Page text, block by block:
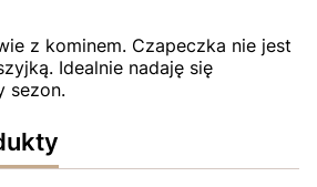
z kominem. Czapeczka nie jest
Idealnie nadaję się
sezon.